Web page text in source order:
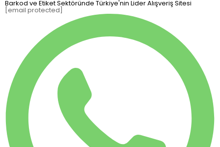
Barkod ve Etiket Sektöründe Türkiye'nin Lider Alışveriş Sitesi
[email protected]